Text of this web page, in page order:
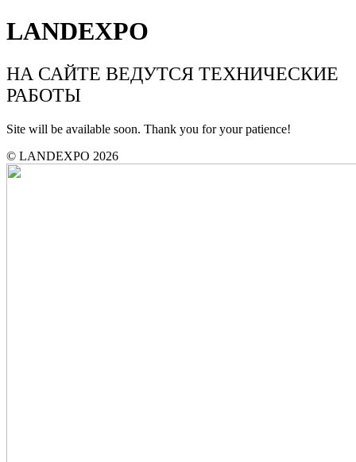
LANDEXPO
НА САЙТЕ ВЕДУТСЯ ТЕХНИЧЕСКИЕ
РАБОТЫ
Site will be available soon. Thank you for your patience!
© LANDEXPO 2026